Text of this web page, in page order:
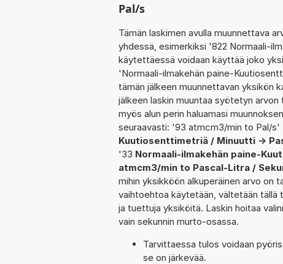
Pal/s
Tämän laskimen avulla muunnettava
yhdessä, esimerkiksi '822 Normaali-
käytettäessä voidaan käyttää joko
'Normaali-ilmakehän paine-
tämän jälkeen muunnettavan yksikön
jälkeen laskin muuntaa syötetyn
myös alun perin haluamasi
seuraavasti: '93 atmcm3/min to Pal/s'
Kuutiosenttimetriä / Minuutti ->
'33 Normaali-ilmakehän paine-
atmcm3/min to Pascal-Litra /
mihin yksikköön alkuperäinen arvo on
vaihtoehtoa käytetään, vältetään tällä
ja tuettuja yksiköitä. Laskin hoitaa
vain sekunnin murto-osassa.
Tarvittaessa tulos voidaan
se on järkevää.